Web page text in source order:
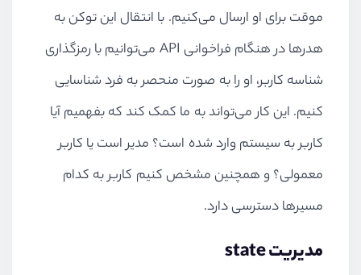
موقت برای او ارسال می‌کنیم. با انتقال این توکن به
هدرها در هنگام فراخوانی API می‌توانیم با رمزگذاری
شناسه کاربر، او را به صورت منحصر به فرد شناسایی
کنیم. این کار می‌تواند به ما کمک کند که بفهمیم آیا
کاربر به سیستم وارد شده است؟ مدیر است یا کاربر
معمولی؟ و همچنین مشخص کنیم کاربر به کدام
مسیرها دسترسی دارد.
مدیریتstate